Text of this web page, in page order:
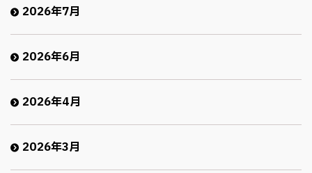
2026年7月
2026年6月
2026年4月
2026年3月